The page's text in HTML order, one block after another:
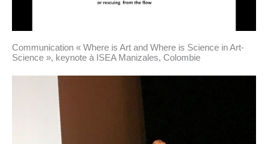
Communication « Where is Art and Where is Science in Art-
Science », keynote à ISEA Manizales, Colombie